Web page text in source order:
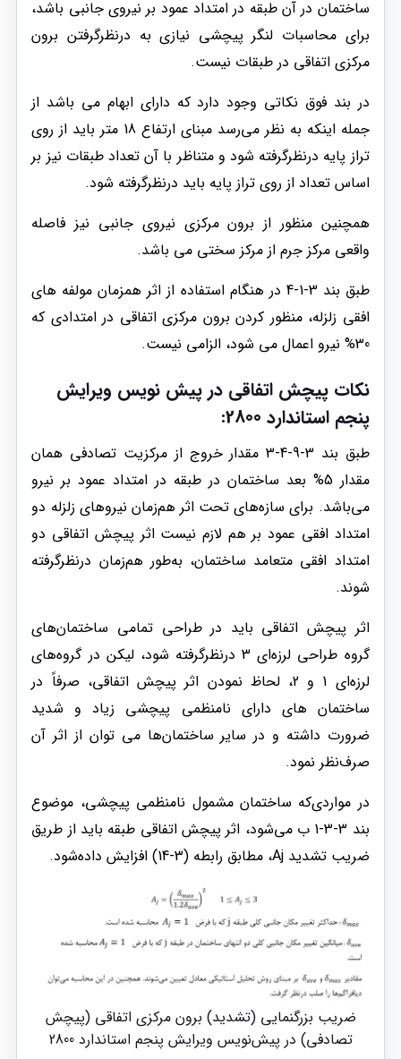
ساختمان در آن طبقه در امتداد عمود بر نیروی جانبی باشد،
برای محاسبات لنگر پیچشی نیازی به درنظر‌گرفتن برون
مرکزی اتفاقی در طبقات نیست.
در بند فوق نکاتی وجود دارد که دارای ابهام می باشد از
جمله اینکه به نظر می‌رسد مبنای ارتفاع 18 متر باید از روی
تراز پایه درنظر‌گرفته شود و متناظر با آن تعداد طبقات نیز بر
اساس تعداد از روی تراز پایه باید درنظر‌گرفته شود.
همچنین منظور از برون مرکزی نیروی جانبی نیز فاصله
واقعی مرکز جرم از مرکز سختی می باشد.
طبق بند 3-1-4 در هنگام استفاده از اثر همزمان مولفه های
افقی زلزله، منظور کردن برون مرکزی اتفاقی در امتدادی که
30% نیرو اعمال می شود، الزامی نیست.
نکات پیچش اتفاقی در پیش نویس ویرایش
پنجم استاندارد 2800:
طبق بند 3-9-4-3 مقدار خروج از مرکزیت تصادفی همان
مقدار 5% بعد ساختمان در طبقه در امتداد عمود بر نیرو
می‌باشد. برای سازه‌های تحت اثر هم‌زمان نیروهای زلزله دو
امتداد افقی عمود بر هم لازم نیست اثر پیچش اتفاقی دو
امتداد افقی متعامد ساختمان، به‌طور هم‌زمان درنظر‌گرفته
شوند.
اثر پیچش اتفاقی باید در طراحی تمامی ساختمان‌های
گروه طراحی لرزه‌ای 3 درنظر‌گرفته شود، لیکن در گروه‌های
لرزه‌ای 1 و 2، لحاظ نمودن اثر پیچش اتفاقی، صرفاً در
ساختمان های دارای نامنظمی پیچشی زیاد و شدید
ضرورت داشته و در سایر ساختمان‌ها می توان از اثر آن
صرف‌نظر نمود.
در مواردی‌که ساختمان مشمول نامنظمی پیچشی، موضوع
بند 3-3-1 ب می‌شود، اثر پیچش اتفاقی طبقه باید از طریق
ضریب تشدید Aj، مطابق رابطه (3-14) افزایش داده‌شود.
ضریب بزرگنمایی (تشدید) برون مرکزی اتفاقی (پیچش
تصادفی) در پیش‌نویس ویرایش پنجم استاندارد 2800